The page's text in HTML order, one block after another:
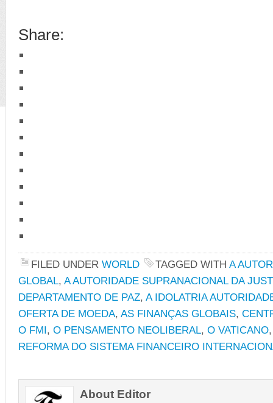
Share:
FILED UNDER WORLD TAGGED WITH A
GLOBAL, A AUTORIDADE SUPRANACIONAL DA
DEPARTAMENTO DE PAZ, A IDOLATRIA
OFERTA DE MOEDA, AS FINANÇAS GLOBAIS,
O FMI, O PENSAMENTO NEOLIBERAL, O VATICANO
REFORMA DO SISTEMA FINANCEIRO
About Editor